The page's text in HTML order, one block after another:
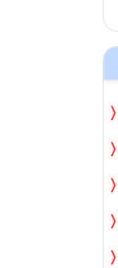
〉
〉
〉
〉
〉